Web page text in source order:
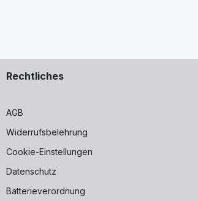
Rechtliches
AGB
Widerrufsbelehrung
Cookie-Einstellungen
Datenschutz
Batterieverordnung